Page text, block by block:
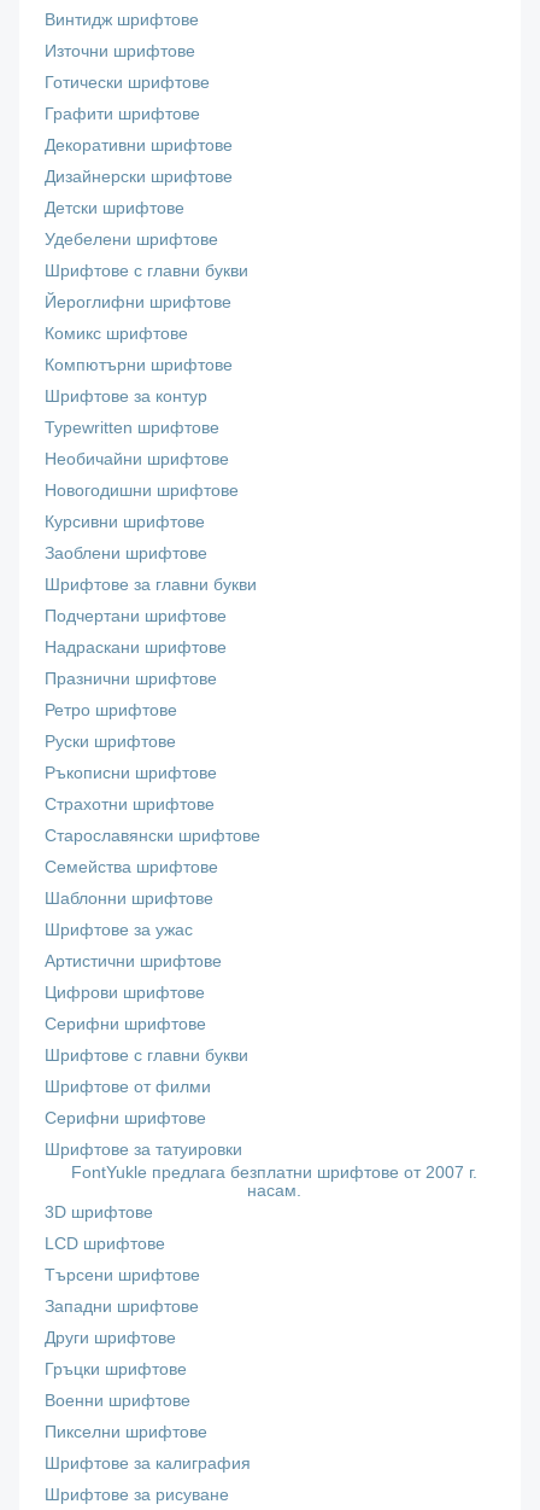
Винтидж шрифтове
Източни шрифтове
Готически шрифтове
Графити шрифтове
Декоративни шрифтове
Дизайнерски шрифтове
Детски шрифтове
Удебелени шрифтове
Шрифтове с главни букви
Йероглифни шрифтове
Комикс шрифтове
Компютърни шрифтове
Шрифтове за контур
Typewritten шрифтове
Необичайни шрифтове
Новогодишни шрифтове
Курсивни шрифтове
Заоблени шрифтове
Шрифтове за главни букви
Подчертани шрифтове
Надраскани шрифтове
Празнични шрифтове
Ретро шрифтове
Руски шрифтове
Ръкописни шрифтове
Страхотни шрифтове
Старославянски шрифтове
Семейства шрифтове
Шаблонни шрифтове
Шрифтове за ужас
Артистични шрифтове
Цифрови шрифтове
Серифни шрифтове
Шрифтове с главни букви
Шрифтове от филми
Серифни шрифтове
Шрифтове за татуировки
FontYukle предлага безплатни шрифтове от 2007 г.
насам.
3D шрифтове
LCD шрифтове
Търсени шрифтове
Западни шрифтове
Други шрифтове
Гръцки шрифтове
Военни шрифтове
Пикселни шрифтове
Шрифтове за калиграфия
Шрифтове за рисуване